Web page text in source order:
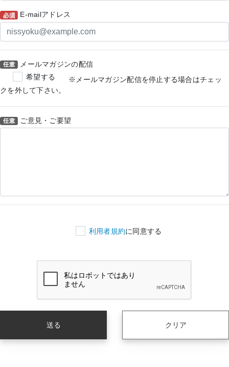
E-mailアドレス
メールマガジンの配信
希望する
※メールマガジン配信を停止する場合はチェッ
クを外して下さい。
ご意見・ご要望
利用者規約に同意する